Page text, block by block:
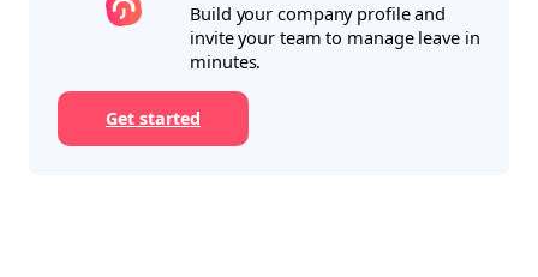
Build your company profile and
invite your team to manage leave in
minutes.
Get started